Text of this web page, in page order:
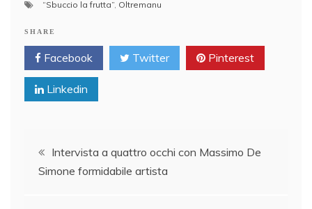
“Sbuccio la frutta” Oltremanu
SHARE
Facebook Twitter Pinterest
Linkedin
PostIntervista a quattro occhi con Massimo De
Simone formidabile artista